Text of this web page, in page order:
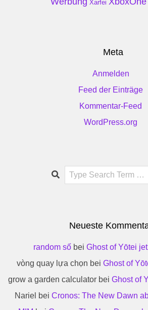
Xarfei
Meta
Anmelden
Feed der Einträge
Kommentar-Feed
WordPress.org
Search
Neueste
random sốbei Ghost of Yōtei
vòng quay lựa chọn bei Ghost of
grow a garden calculatorbei Ghost of
Nariel bei Cronos: The New Dawn